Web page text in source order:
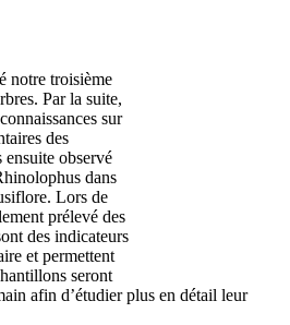
notre troisième
Par la suite,
sur
des
observé
dans
Lors de
prélevé des
des indicateurs
et permettent
seront
afin d’étudier plus en détail leur